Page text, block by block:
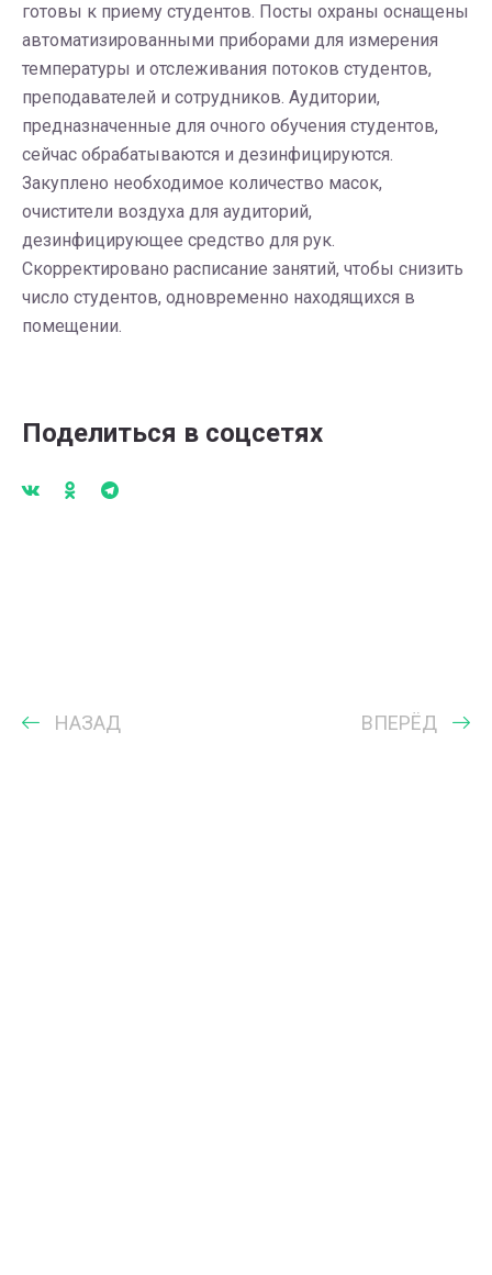
готовы к приему студентов. Посты охраны оснащены
автоматизированными приборами для измерения
температуры и отслеживания потоков студентов,
преподавателей и сотрудников. Аудитории,
предназначенные для очного обучения студентов,
сейчас обрабатываются и дезинфицируются.
Закуплено необходимое количество масок,
очистители воздуха для аудиторий,
дезинфицирующее средство для рук.
Скорректировано расписание занятий, чтобы снизить
число студентов, одновременно находящихся в
помещении.
Поделиться в соцсетях
НАЗАД ВПЕРЁД